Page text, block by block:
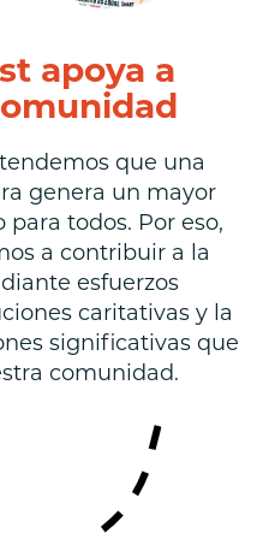
apoya a
que una
genera un mayor
todos. Por eso,
a contribuir a la
esfuerzos
caritativas y la
significativas que
comunidad.